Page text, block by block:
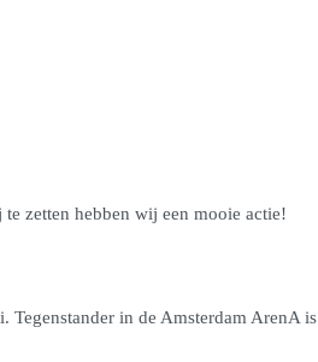
zetten hebben wij een mooie actie!
in de Amsterdam ArenA is